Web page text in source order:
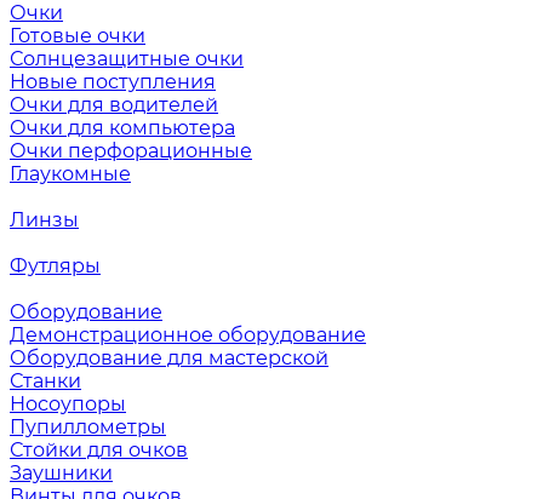
Очки
Готовые очки
Солнцезащитные очки
Новые поступления
Очки для водителей
Очки для компьютера
Очки перфорационные
Глаукомные
Линзы
Футляры
Оборудование
Демонстрационное оборудование
Оборудование для мастерской
Станки
Носоупоры
Пупиллометры
Стойки для очков
Заушники